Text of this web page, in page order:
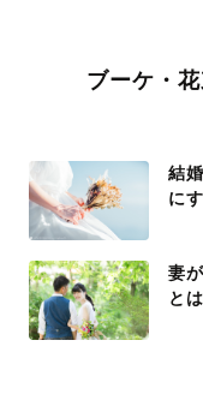
ブーケ・
結
に
妻
と